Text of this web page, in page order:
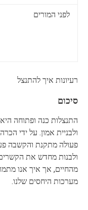
לפני המורים
רעיונות איך להתנצל
סיכום
התנצלות כנה ופתוחה
ולבניית אמון. על ידי
פעולה מתקנת והקשבה
ולבנות מחדש את הקשרים
מהחיים, אך איך אנו
מערכות היחסים שלנו.